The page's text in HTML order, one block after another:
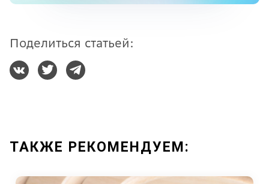
Поделиться статьей:
ТАКЖЕ РЕКОМЕНДУЕМ: